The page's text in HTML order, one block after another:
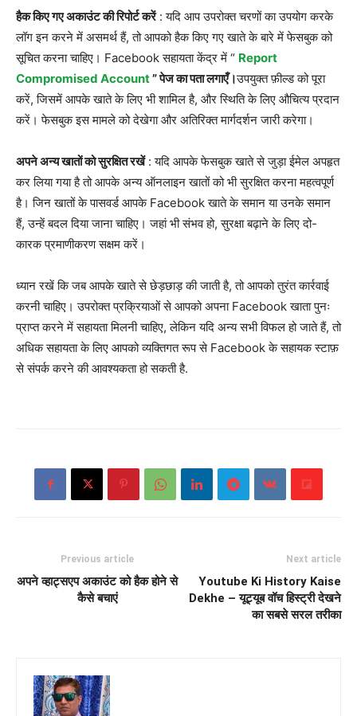
हैक किए गए अकाउंट की रिपोर्ट करें: यदि आप उपरोक्त चरणों का उपयोग करके
लॉग इन करने में असमर्थ हैं, तो आपको हैक किए गए खाते के बारे में फेसबुक को
सूचित करना चाहिए। Facebook सहायता केंद्र में “ Report
Compromised Account” पेज का पता लगाएँ।उपयुक्त फ़ील्ड को पूरा
करें, जिसमें आपके खाते के लिए भी शामिल है, और स्थिति के लिए औचित्य प्रदान
करें। फेसबुक इस मामले को देखेगा और अतिरिक्त मार्गदर्शन जारी करेगा।
अपने अन्य खातों को सुरक्षित रखें: यदि आपके फेसबुक खाते से जुड़ा ईमेल अपहृत
कर लिया गया है तो आपके अन्य ऑनलाइन खातों को भी सुरक्षित करना महत्वपूर्ण
है। जिन खातों के पासवर्ड आपके Facebook खाते के समान या उनके समान
हैं, उन्हें बदल दिया जाना चाहिए। जहां भी संभव हो, सुरक्षा बढ़ाने के लिए दो-
कारक प्रमाणीकरण सक्षम करें।
ध्यान रखें कि जब आपके खाते से छेड़छाड़ की जाती है, तो आपको तुरंत कार्रवाई
करनी चाहिए। उपरोक्त प्रक्रियाओं से आपको अपना Facebook खाता पुनः
प्राप्त करने में सहायता मिलनी चाहिए, लेकिन यदि अन्य सभी विफल हो जाते हैं, तो
अधिक सहायता के लिए आपको व्यक्तिगत रूप से Facebook के सहायक स्टाफ़
से संपर्क करने की आवश्यकता हो सकती है.
Previous article
अपने व्हाट्सएप अकाउंट को हैक होने से
कैसे बचाएं
Next article
Youtube Ki History Kaise
Dekhe – यूट्यूब वॉच हिस्ट्री देखने
का सबसे सरल तरीका